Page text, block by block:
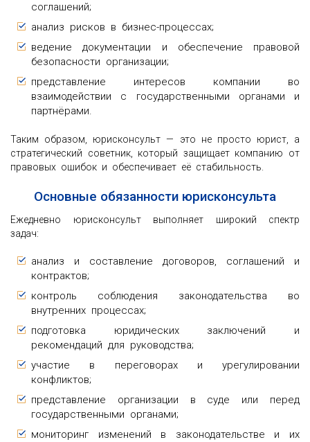
соглашений;
анализ рисков в бизнес-процессах;
ведение документации и обеспечение правовой
безопасности организации;
представление интересов компании во
взаимодействии с государственными органами и
партнёрами.
Таким образом, юрисконсульт — это не просто юрист, а
стратегический советник, который защищает компанию от
правовых ошибок и обеспечивает её стабильность.
Основные обязанности юрисконсульта
Ежедневно юрисконсульт выполняет широкий спектр
задач:
анализ и составление договоров, соглашений и
контрактов;
контроль соблюдения законодательства во
внутренних процессах;
подготовка юридических заключений и
рекомендаций для руководства;
участие в переговорах и урегулировании
конфликтов;
представление организации в суде или перед
государственными органами;
мониторинг изменений в законодательстве и их